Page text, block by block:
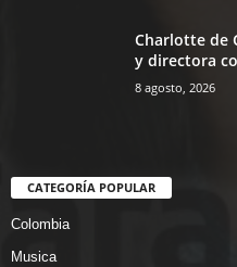
Charlotte de
y directora
8 agosto, 2026
CATEGORÍA POPULAR
Colombia
Musica